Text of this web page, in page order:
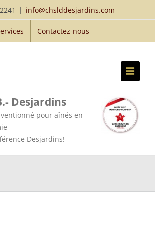
| info@chslddesjardins.com
Contactez-nous
Desjardins
pour aînés en
Desjardins!